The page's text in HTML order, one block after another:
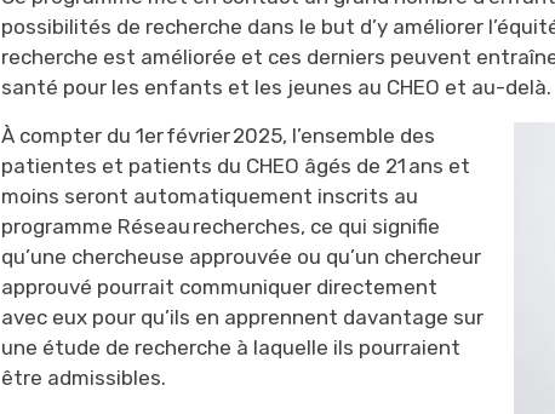
possibilités de recherche dans le but d’y améliorer
recherche est améliorée et ces derniers peuvent
santé pour les enfants et les jeunes au CHEO et au-delà.
À compter du 1erfévrier 2025, l’ensemble des
patientes et patients du CHEO âgés de 21 ans et
moins seront automatiquement inscrits au
programme Réseau recherches, ce qui signifie
qu’une chercheuse approuvée ou qu’un chercheur
approuvé pourrait communiquer directement
avec eux pour qu’ils en apprennent davantage sur
une étude de recherche à laquelle ils pourraient
être admissibles.